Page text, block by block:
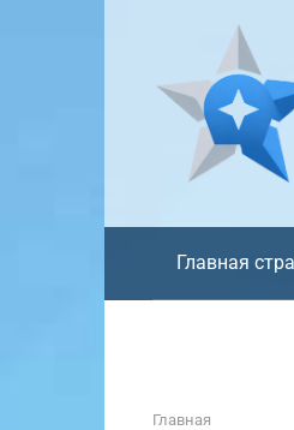
Главная
Главная